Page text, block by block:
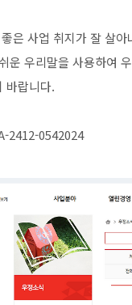
은 사업 취지가 잘 살아
운 우리말을 사용하여
바랍니다.
2412-0542024